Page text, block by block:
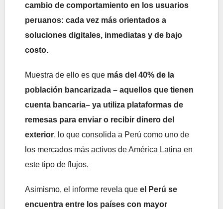
cambio de comportamiento en los usuarios
peruanos: cada vez más orientados a
soluciones digitales, inmediatas y de bajo
costo.
Muestra de ello es que más del 40% de la
población bancarizada – aquellos que tienen
cuenta bancaria– ya utiliza plataformas de
remesas para enviar o recibir dinero del
exterior, lo que consolida a Perú como uno de
los mercados más activos de América Latina en
este tipo de flujos.
Asimismo, el informe revela que el Perú se
encuentra entre los países con mayor